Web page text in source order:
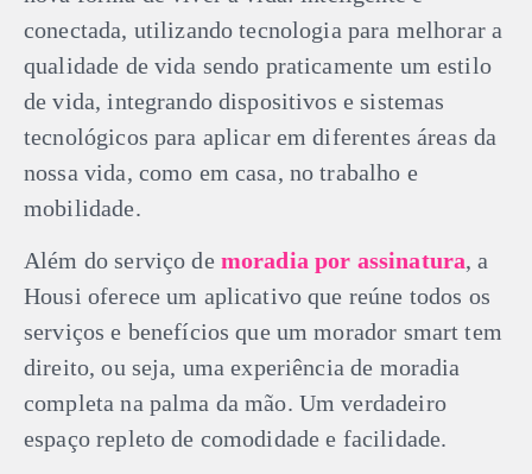
conectada, utilizando tecnologia para melhorar a
qualidade de vida sendo praticamente um estilo
de vida, integrando dispositivos e sistemas
tecnológicos para aplicar em diferentes áreas da
nossa vida, como em casa, no trabalho e
mobilidade.
Além do serviço de moradia por assinatura, a
Housi oferece um aplicativo que reúne todos os
serviços e benefícios que um morador smart tem
direito, ou seja, uma experiência de moradia
completa na palma da mão. Um verdadeiro
espaço repleto de comodidade e facilidade.